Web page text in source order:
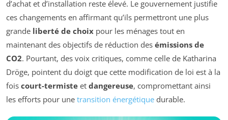
d’achat et d’installation reste élevé. Le gouvernement justifie
ces changements en affirmant qu’ils permettront une plus
grande liberté de choix pour les ménages tout en
maintenant des objectifs de réduction des émissions de
CO2. Pourtant, des voix critiques, comme celle de Katharina
Dröge, pointent du doigt que cette modification de loi est à la
fois court-termiste et dangereuse, compromettant ainsi
les efforts pour une transition énergétique durable.